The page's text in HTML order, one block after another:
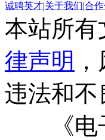
诚聘英才|关于我们|合
本站所有
律声明
违法和不
《电子